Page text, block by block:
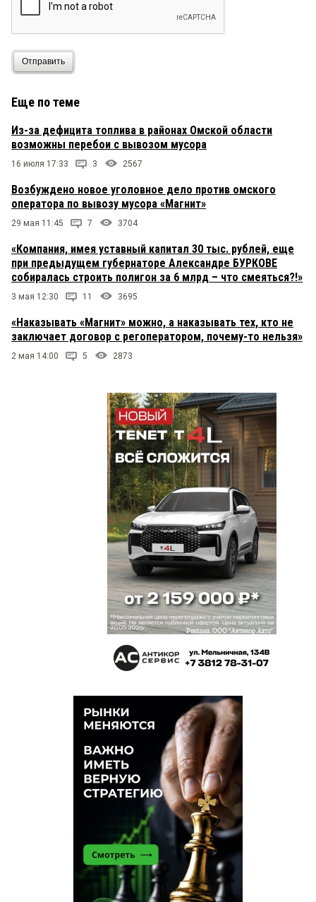
Отправить
Еще по теме
Из-за дефицита топлива в районах Омской области
возможны перебои с вывозом мусора
16 июля 17:33 3 2567
Возбуждено новое уголовное дело против омского
оператора по вывозу мусора «Магнит»
29 мая 11:45 7 3704
«Компания, имея уставный капитал 30 тыс. рублей, еще
при предыдущем губернаторе Александре БУРКОВЕ
собиралась строить полигон за 6 млрд – что смеяться?!»
3 мая 12:30 11 3695
«Наказывать «Магнит» можно, а наказывать тех, кто не
заключает договор с регоператором, почему-то нельзя»
2 мая 14:00 5 2873